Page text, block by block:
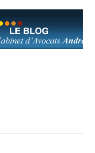
au contenu principal